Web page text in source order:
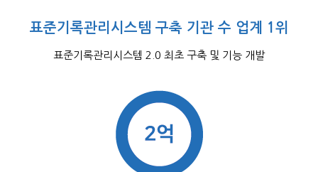
표준기록관리시스템 구축 기관 수 업계 1위
표준기록관리시스템 2.0 최초 구축 및 기능 개발